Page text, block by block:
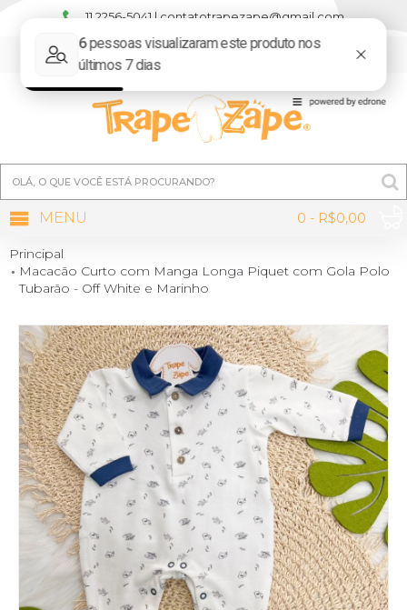
11 2256-5041 | contatotrapezape@gmail.com
MINHA CONTA
0 - R$0,00
MENU
Principal
Macacão Curto com Manga Longa Piquet com Gola Polo
Tubarão - Off White e Marinho